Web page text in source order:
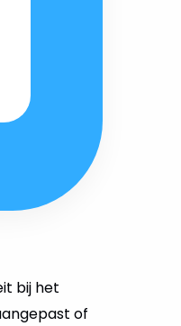
bij het
of